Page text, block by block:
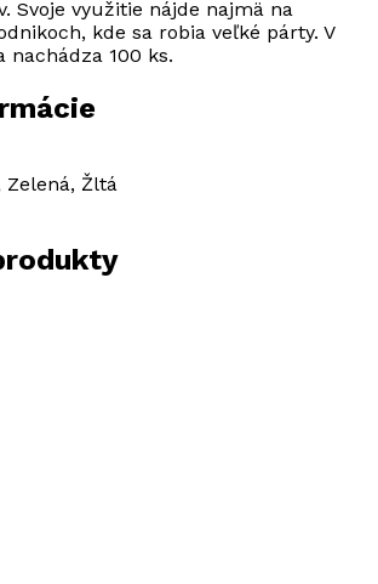
Svoje využitie nájde najmä na
kde sa robia veľké párty. V
nachádza 100 ks.
Zelená, Žltá